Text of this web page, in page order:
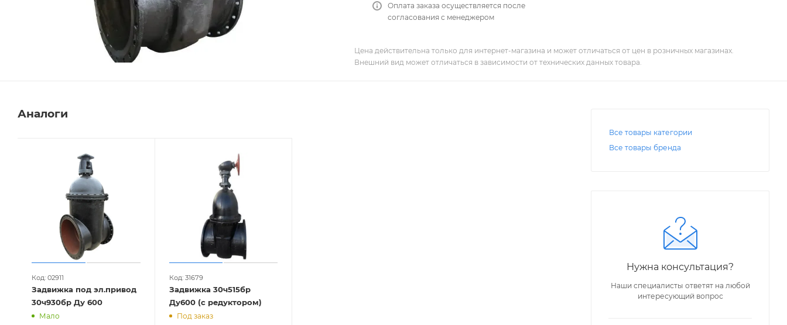
Оплата заказа осуществляется после
согласования с менеджером
Цена действительна только для интернет-магазина и может отличаться от цен в розничных магазинах.
Внешний вид может отличаться в зависимости от технических данных товара.
Аналоги
Код: 02911
Задвижка под эл.привод
30ч930бр Ду 600
Мало
Код: 31679
Задвижка 30ч515бр
Ду600 (с редуктором)
Под заказ
Все товары категории
Все товары бренда
Нужна консультация?
Наши специалисты ответят на любой
интересующий вопрос